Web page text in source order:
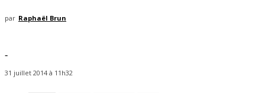
par Raphaël Brun
-
31 juillet 2014 à 11h32